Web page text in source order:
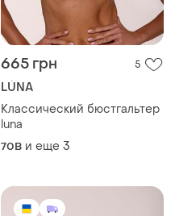
665 грн 5
LÚNA
Классический бюстгальтер
luna
70B и еще 3